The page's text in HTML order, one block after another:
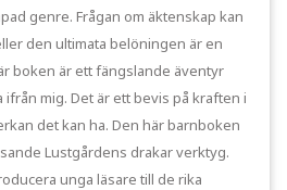
genre. Frågan om äktenskap kan
den ultimata belöningen är en
boken är ett fängslande äventyr
mig. Det är ett bevis på kraften i
det kan ha. Den här barnboken
Lustgårdens drakar verktyg.
unga läsare till de rika